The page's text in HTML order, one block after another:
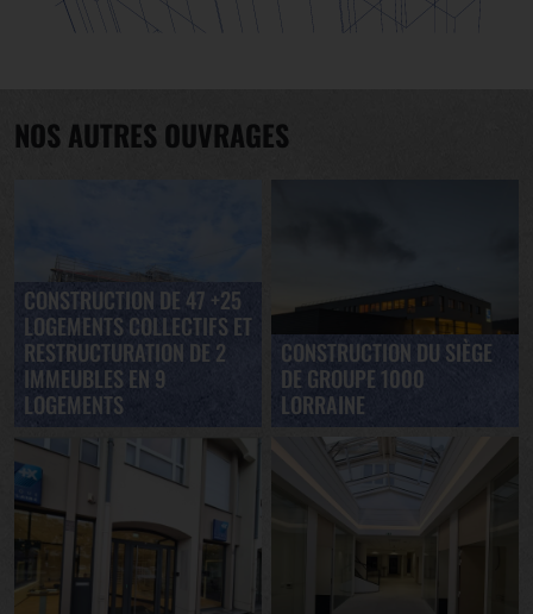
NOS AUTRES OUVRAGES
CONSTRUCTION DE 47 +25
LOGEMENTS COLLECTIFS ET
RESTRUCTURATION DE 2
IMMEUBLES EN 9
LOGEMENTS
CONSTRUCTION DU SIÈGE
DE GROUPE 1000
LORRAINE